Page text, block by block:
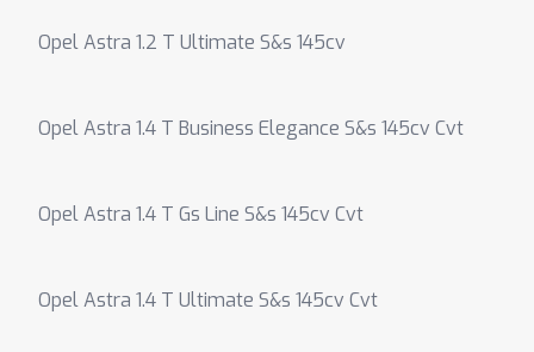
Opel Astra 1.2 T Ultimate S&s 145cv
Opel Astra 1.4 T Business Elegance S&s 145cv Cvt
Opel Astra 1.4 T Gs Line S&s 145cv Cvt
Opel Astra 1.4 T Ultimate S&s 145cv Cvt